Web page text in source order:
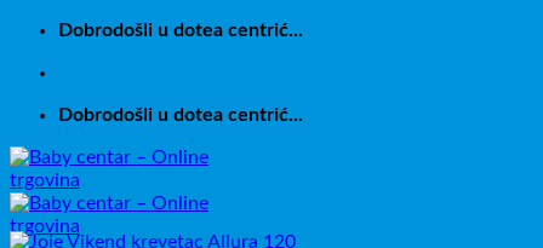
Skip
content
Dobrodošli u dotea centrić...
Dobrodošli u dotea centrić...